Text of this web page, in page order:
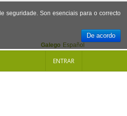
seguridade. Son esenciais para o correcto
De acordo
Español
Galego
ENTRAR